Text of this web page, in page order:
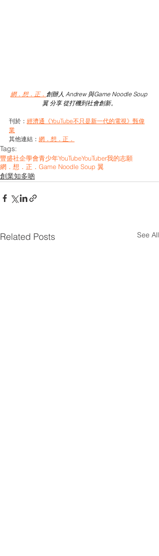
網．想．正． 創辦人 Andrew 與Game Noodle Soup
翼 分享 從打機到社會創新。
刊於： 經濟通《YouTube不只是新一代的電視》甄偉
業
其他連結： 網．想．正．
Tags:
豐盛社企學會青少年YouTubeYouTuber我的志願
網．想．正． Game Noodle Soup 翼
創業知多啲
Related Posts See All